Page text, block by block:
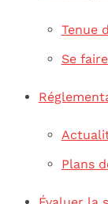
Tenue
Se
Plans